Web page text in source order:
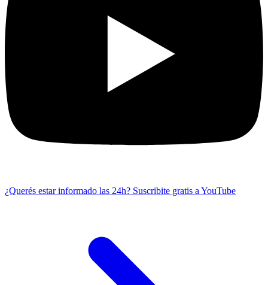
¿Querés estar informado las 24h? Suscribite gratis a YouTube